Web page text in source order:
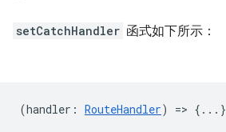
setCatchHandler 函式如下所示：
(handler : RouteHandler) => {...}